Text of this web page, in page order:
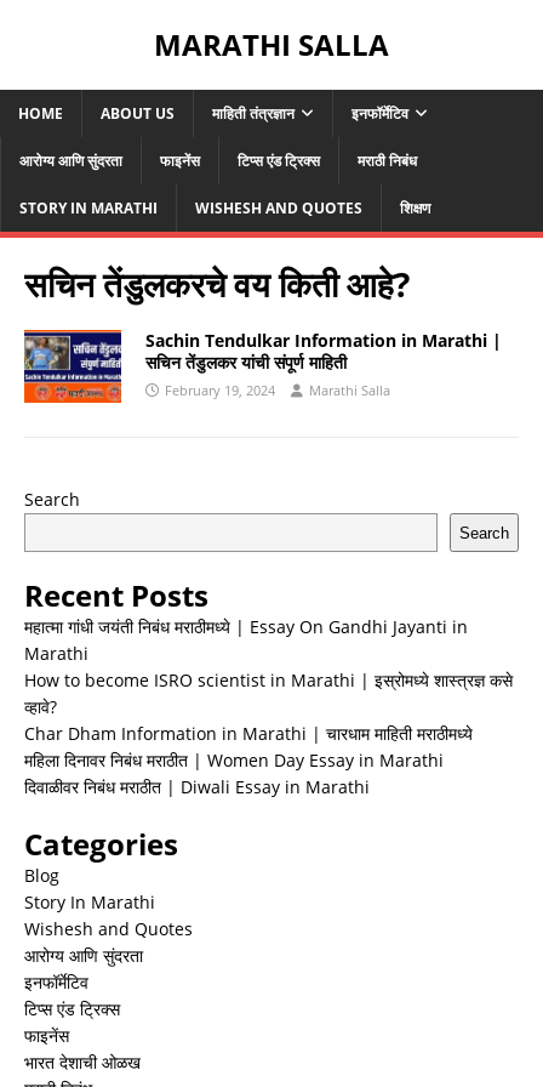
MARATHI SALLA
HOME ABOUT US माहिती तंत्रज्ञान इनफॉर्मेटिव
आरोग्य आणि सुंदरता फाइनेंस टिप्स एंड ट्रिक्स मराठी निबंध
STORY IN MARATHI WISHESH AND QUOTES शिक्षण
सचिन तेंडुलकरचे वय किती आहे?
Sachin Tendulkar Information in Marathi |
सचिन तेंडुलकर यांची संपूर्ण माहिती
February 19, 2024 Marathi Salla
Search
Search
Recent Posts
महात्मा गांधी जयंती निबंध मराठीमध्ये | Essay On Gandhi Jayanti in
Marathi
How to become ISRO scientist in Marathi | इस्रोमध्ये शास्त्रज्ञ कसे
व्हावे?
Char Dham Information in Marathi | चारधाम माहिती मराठीमध्ये
महिला दिनावर निबंध मराठीत | Women Day Essay in Marathi
दिवाळीवर निबंध मराठीत | Diwali Essay in Marathi
Categories
Blog
Story In Marathi
Wishesh and Quotes
आरोग्य आणि सुंदरता
इनफॉर्मेटिव
टिप्स एंड ट्रिक्स
फाइनेंस
भारत देशाची ओळख